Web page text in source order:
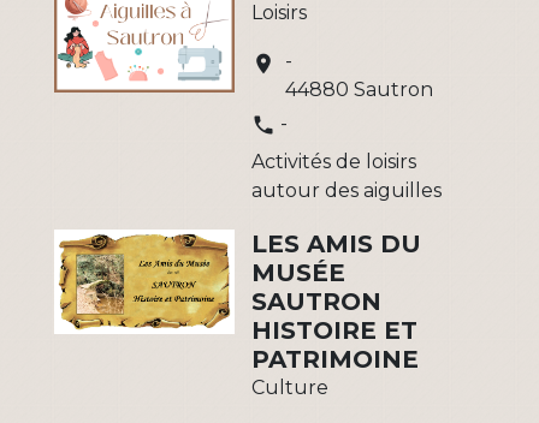
Loisirs
location_on
-
44880 Sautron
phone -
Activités de loisirs
autour des aiguilles
LES AMIS DU
MUSÉE
SAUTRON
HISTOIRE ET
PATRIMOINE
Culture